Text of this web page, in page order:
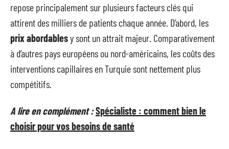
repose principalement sur plusieurs facteurs clés qui
attirent des milliers de patients chaque année. D’abord, les
prix abordablesy sont un attrait majeur. Comparativement
à d’autres pays européens ou nord-américains, les coûts des
interventions capillaires en Turquie sont nettement plus
compétitifs.
A lire en complément :Spécialiste : comment bien le
choisir pour vos besoins de santé